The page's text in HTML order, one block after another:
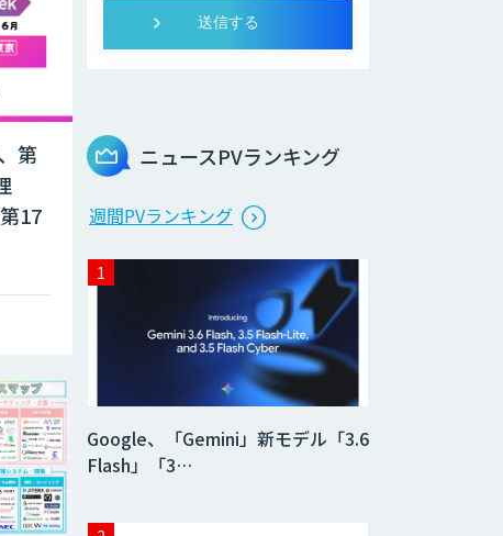
第
17
ニュースPVランキング
週間PVランキング
Google、「Gemini」新モデル「3.6
Flash」「3…